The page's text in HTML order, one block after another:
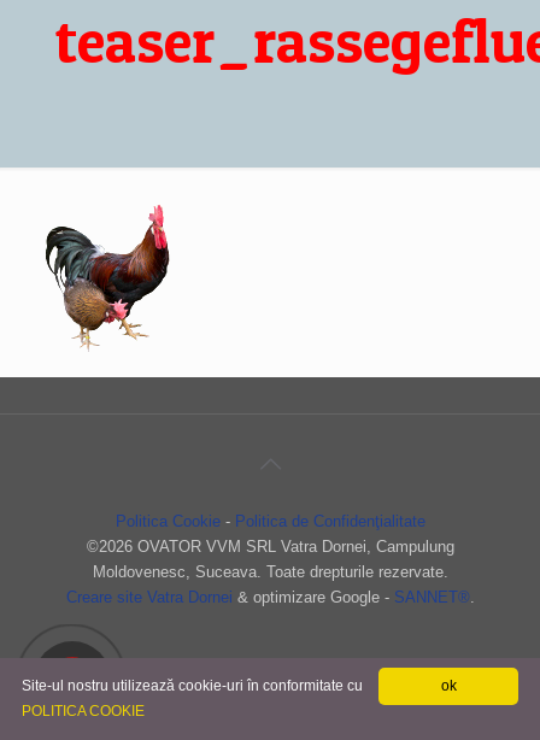
Politica Cookie- Politica de Confidenţialitate
©2026 OVATOR VVM SRL Vatra Dornei, Campulung
Moldovenesc, Suceava. Toate drepturile rezervate.
Creare site Vatra Dornei & optimizare Google - SANNET®.
ok
Site-ul nostru utilizează cookie-uri în conformitate cu
POLITICA COOKIE